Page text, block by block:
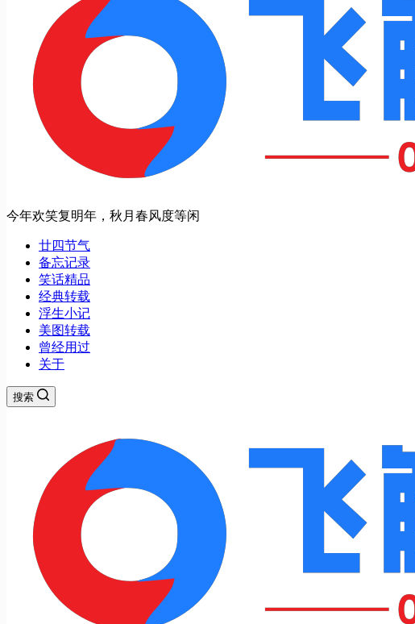
今年欢笑复明年，秋月春风度等闲
廿四节气
备忘记录
笑话精品
经典转载
浮生小记
美图转载
曾经用过
关于
搜索